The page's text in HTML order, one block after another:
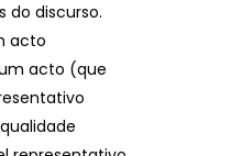
do discurso.
acto
acto (que